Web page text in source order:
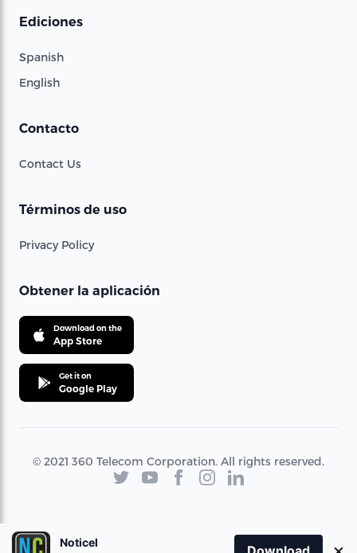
Ediciones
Spanish
English
Contacto
Contact Us
Términos de uso
Privacy Policy
Obtener la aplicación
Download on the
App Store
Get it on
Google Play
© 2021 360 Telecom Corporation. All rights reserved.
Noticel